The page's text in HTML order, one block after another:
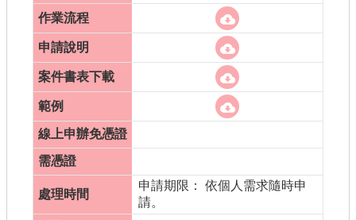
申請期限： 依個人需求隨時申
請。